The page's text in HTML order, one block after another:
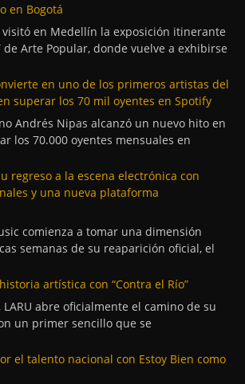
en Bogotá
en Medellín la exposición itinerante
de Arte Popular, donde vuelve a exhibirse
en uno de los primeros artistas del
superar los 70 mil oyentes en Spotify
Andrés Nipas alcanzó un nuevo hito en
los 70.000 oyentes mensuales en
regreso a la escena electrónica con
y una nueva plataforma
comienza a tomar una dimensión
semanas de su reaparición oficial, el
artística con “Contra el Río”
LARU abre oficialmente el camino de su
un primer sencillo que se
el talento nacional con Estoy Bien como